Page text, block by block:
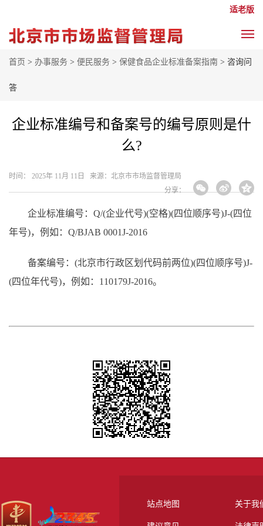
适老版
首页 > 办事服务 > 便民服务 > 保健食品企业标准备案指南 > 咨询问
答
企业标准编号和备案号的编号原则是什
么?
时间： 2025年 11月 11日 来源： ​北京市市场监督管理局
分享：
企业标准编号： Q/(企业代号)(空格)(四位顺序号)J-(四位
年号)，例如：Q/BJAB 0001J-2016
备案编号： (北京市行政区划代码前两位)(四位顺序号)J-
(四位年代号)，例如：110179J-2016。
站点地图 关于我